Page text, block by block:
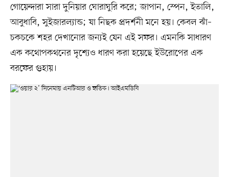
গোয়েন্দারা সারা দুনিয়ার ঘোরাঘুরি করে; জাপান, স্পেন, ইতালি,
আবুধাবি, সুইজারল্যান্ড; যা নিছক প্রদর্শনী মনে হয়। কেবল ঝাঁ–
চকচকে শহর দেখানোর জন্যই যেন এই সফর। এমনকি সাধারণ
এক কথোপকথনের দৃশ্যেও ধারণ করা হয়েছে ইউরোপের এক
বরফের গুহায়।